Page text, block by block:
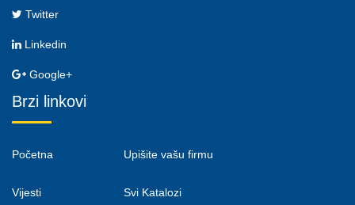
Twitter
Linkedin
Google+
Brzi linkovi
Početna
Vijesti
Upišite vašu firmu
Svi Katalozi